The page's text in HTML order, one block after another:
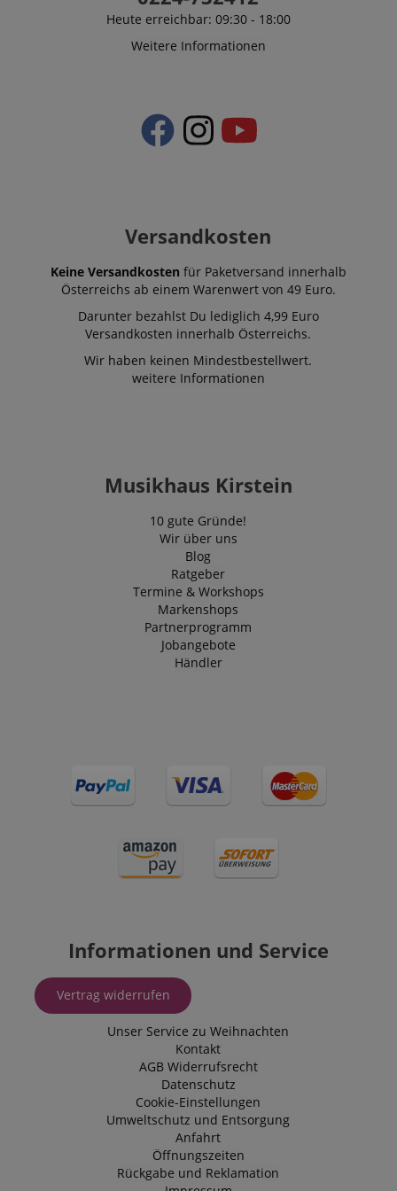
Heute erreichbar: 09:30 - 18:00
Weitere Informationen
Versandkosten
Keine Versandkosten für Paketversand innerhalb
Österreichs ab einem Warenwert von 49 Euro.
Darunter bezahlst Du lediglich 4,99 Euro
Versandkosten innerhalb Österreichs.
Wir haben keinen Mindestbestellwert.
weitere Informationen
Musikhaus Kirstein
10 gute Gründe!
Wir über uns
Blog
Ratgeber
Termine & Workshops
Markenshops
Partnerprogramm
Jobangebote
Händler
Informationen und Service
Vertrag widerrufen
Unser Service zu Weihnachten
Kontakt
AGB Widerrufsrecht
Datenschutz
Cookie-Einstellungen
Umweltschutz und Entsorgung
Anfahrt
Öffnungszeiten
Rückgabe und Reklamation